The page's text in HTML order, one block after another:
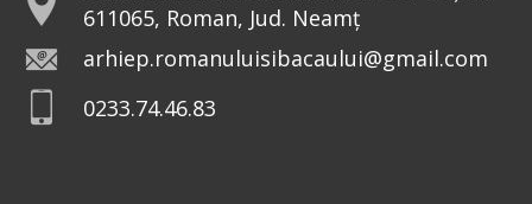
Cinstirea Sfintei Icoane a
611065, Roman, Jud. Neamț
arhiep.romanuluisibacaului@gmail.com
0233.74.46.83